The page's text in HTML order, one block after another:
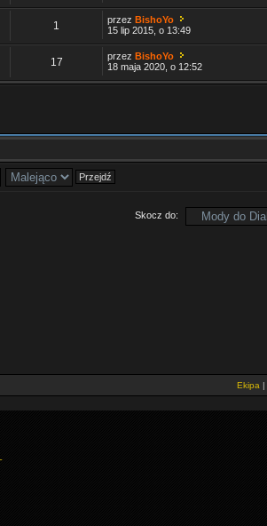
1 przezBishoYo
15 lip 2015, o 13:49
17 przezBishoYo
18 maja 2020, o 12:52
Skocz do:
Ekipa |